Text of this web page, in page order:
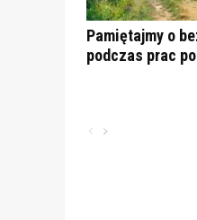
Pamiętajmy o
podczas prac